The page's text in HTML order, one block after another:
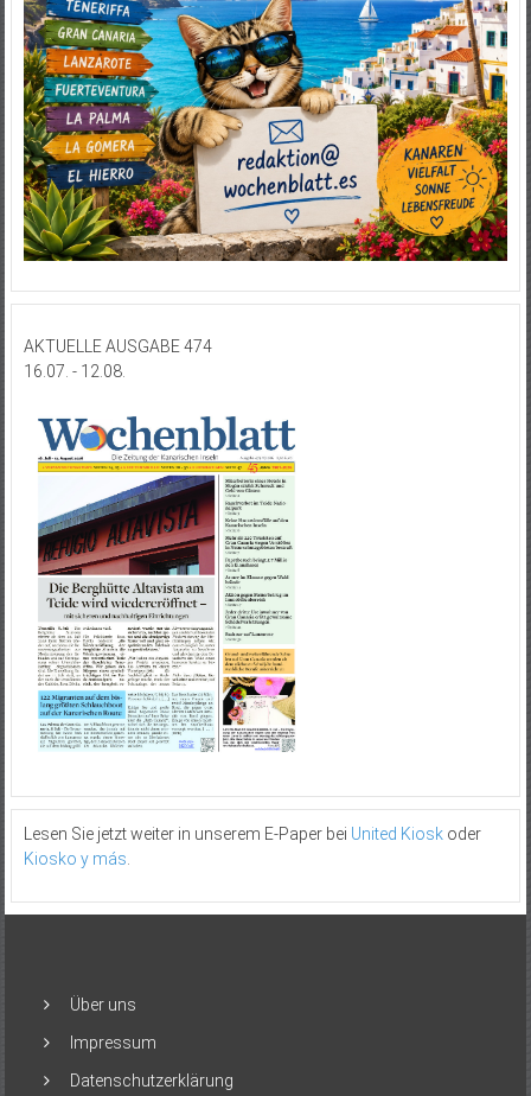
AKTUELLE AUSGABE 474
16.07. - 12.08.
Lesen Sie jetzt weiter in unserem E-Paper bei United Kioskoder
Kiosko y más
Über uns
Impressum
Datenschutzerklärung